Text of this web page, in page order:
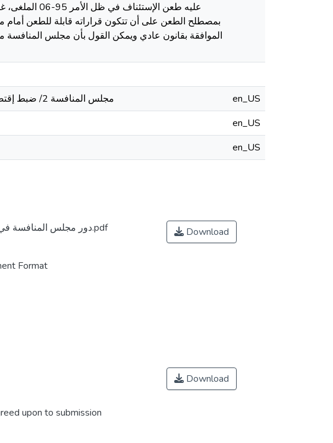
بمصطلح الطعن على أن تتكون قراراته قابلة للطعن
الموافقة بقانون عادي ويمكن القول بأن مجلس المنافسة
/ مجلس المنافسة 2/ ضبط إقتصادي 3/ إصلاحات 4/ الإجراءات 5/ إقتصاد سوق 6/ الإختصاص 7/ الصلاحيات
en_US
en_US
en_US
دور مجلس المنافسة في ضبط النشاط الإقتصادي.pdf
Format
Download
upon to submission
Download